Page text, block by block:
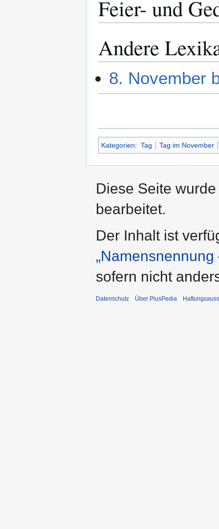
Feier- und
Andere
8. November
Kategorien: Tag Tag im November
Diese Seite
bearbeitet.
Der Inhalt ist
sofern nicht
Datenschutz Über PlusPedia